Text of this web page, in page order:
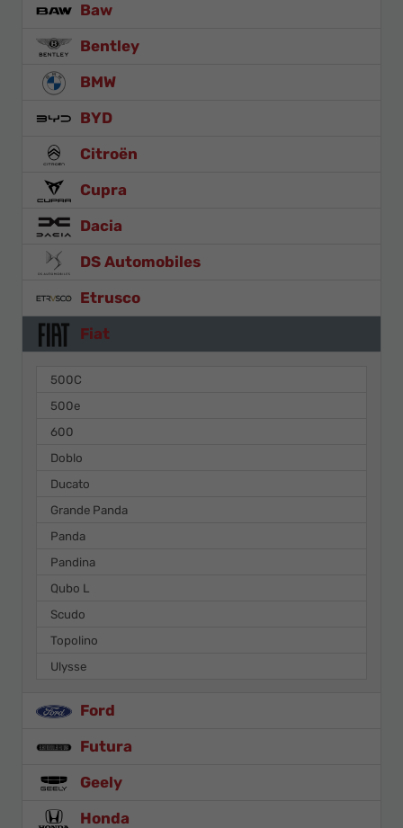
Baw
Bentley
BMW
BYD
Citroën
Cupra
Dacia
DS Automobiles
Etrusco
Fiat
500C
500e
600
Doblo
Ducato
Grande Panda
Panda
Pandina
Qubo L
Scudo
Topolino
Ulysse
Ford
Futura
Geely
Honda